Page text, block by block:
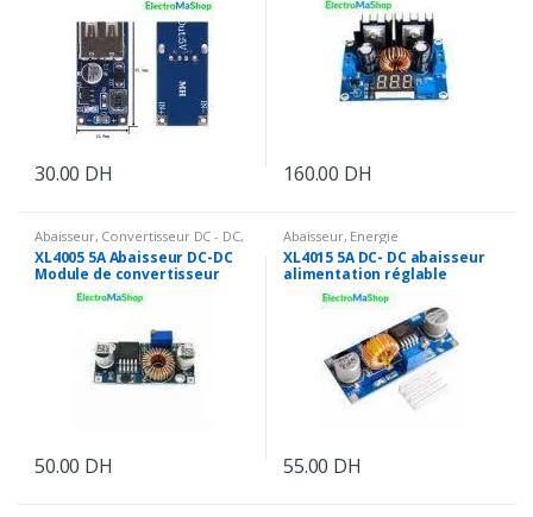
30.00 DH 160.00 DH
Abaisseur, Convertisseur DC - DC,
Energie
XL4005 5A Abaisseur DC-DC
Module de convertisseur
réglable Step Down
50.00 DH
Abaisseur, Energie
XL4015 5A DC- DC abaisseur
alimentation réglable
Module Buck Converter
55.00 DH